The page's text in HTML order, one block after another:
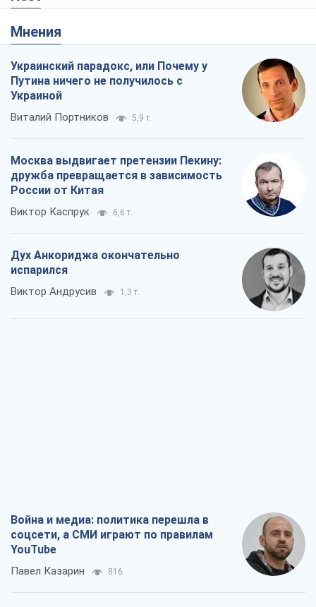
Мнения
Украинский парадокс, или Почему у
Путина ничего не получилось с
Украиной
Виталий Портников 5,9 т.
Москва выдвигает претензии Пекину:
дружба превращается в зависимость
России от Китая
Виктор Каспрук 6,6 т.
Дух Анкориджа окончательно
испарился
Виктор Андрусив 1,3 т.
Война и медиа: политика перешла в
соцсети, а СМИ играют по правилам
YouTube
Павел Казарин 816